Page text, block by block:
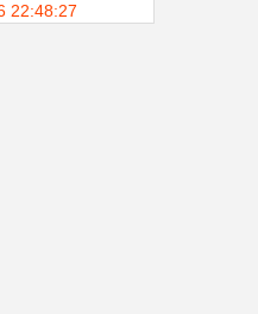
22:48:27